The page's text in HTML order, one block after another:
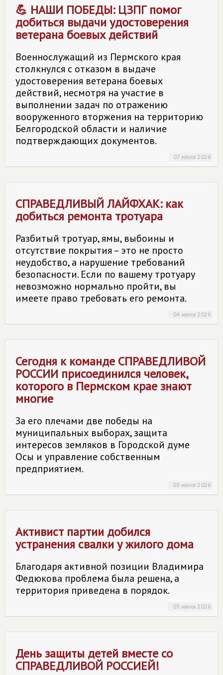
💪 НАШИ ПОБЕДЫ: ЦЗПГ помог
добиться выдачи удостоверения
ветерана боевых действий
Военнослужащий из Пермского края
столкнулся с отказом в выдаче
удостоверения ветерана боевых
действий, несмотря на участие в
выполнении задач по отражению
вооруженного вторжения на территорию
Белгородской области и наличие
подтверждающих документов.
07 июня 2026
СПРАВЕДЛИВЫЙ ЛАЙФХАК: как
добиться ремонта тротуара
Разбитый тротуар, ямы, выбоины и
отсутствие покрытия – это не просто
неудобство, а нарушение требований
безопасности. Если по вашему тротуару
невозможно нормально пройти, вы
имеете право требовать его ремонта.
04 июня 2026
Сегодня к команде СПРАВЕДЛИВОЙ
РОССИИ присоединился человек,
которого в Пермском крае знают
многие
За его плечами две победы на
муниципальных выборах, защита
интересов земляков в Городской думе
Осы и управление собственным
предприятием.
03 июня 2026
Активист партии добился
устранения свалки у жилого дома
Благодаря активной позиции Владимира
Федюкова проблема была решена, а
территория приведена в порядок.
03 июня 2026
День защиты детей вместе со
СПРАВЕДЛИВОЙ РОССИЕЙ!